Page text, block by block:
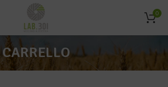
0
CARRELLO